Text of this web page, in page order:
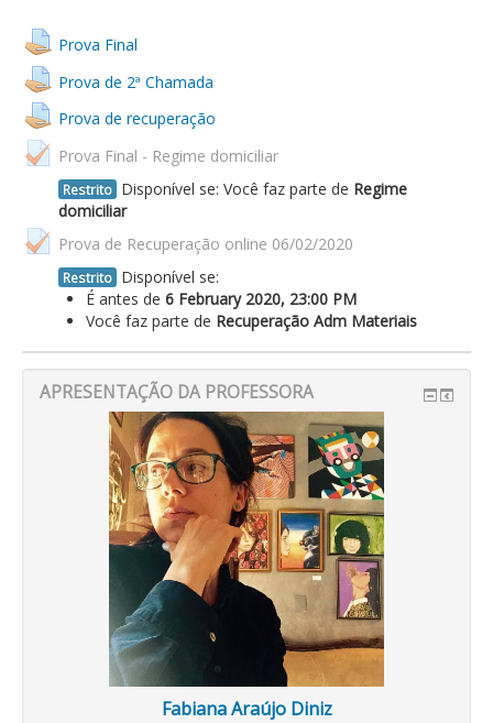
Prova Final
Prova de 2ª Chamada
Prova de recuperação
Prova Final - Regime domiciliar
Restrito Disponível se: Você faz parte de Regime
domiciliar
Prova de Recuperação online 06/02/2020
Restrito Disponível se:
É antes de 6 February 2020, 23:00 PM
Você faz parte de Recuperação Adm Materiais
APRESENTAÇÃO DA PROFESSORA
Fabiana Araújo Diniz